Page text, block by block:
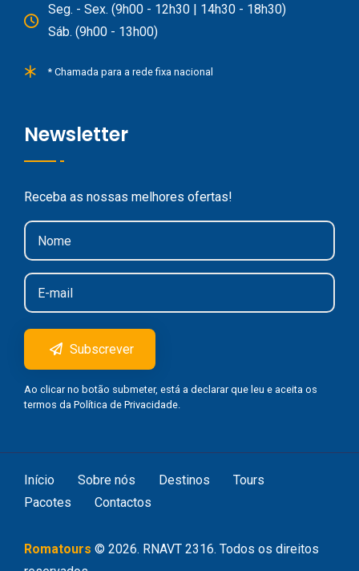
Seg. - Sex. (9h00 - 12h30 | 14h30 - 18h30)
Sáb. (9h00 - 13h00)
* Chamada para a rede fixa nacional
Newsletter
Receba as nossas melhores ofertas!
Subscrever
Ao clicar no botão submeter, está a declarar que leu e aceita os
termos da Política de Privacidade.
Início Sobre nós Destinos
Tours
Pacotes
Contactos
Romatours © 2026. RNAVT 2316. Todos os direitos